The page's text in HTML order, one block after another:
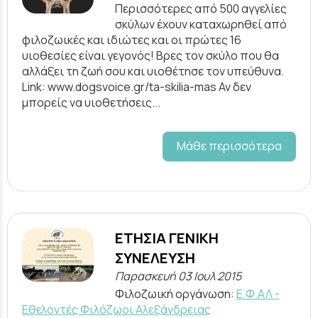
Περισσότερες από 500 αγγελίες
σκύλων έχουν καταχωρηθεί από
φιλοζωικές και ιδιώτες και οι πρώτες 16
υιοθεσίες είναι γεγονός! Βρες τον σκύλο που θα
αλλάξει τη ζωή σου και υιοθέτησε τον υπεύθυνα.
Link: www.dogsvoice.gr/ta-skilia-mas Αν δεν
μπορείς να υιοθετήσεις...
Μάθε περισσότερα
ΕΤΗΣΙΑ ΓΕΝΙΚΗ
ΣΥΝΕΛΕΥΣΗ
Παρασκευή 03 Ιουλ 2015
Φιλοζωική οργάνωση: Ε.Φ.ΑΛ -
Εθελοντές Φιλόζωοι Αλεξάνδρειας